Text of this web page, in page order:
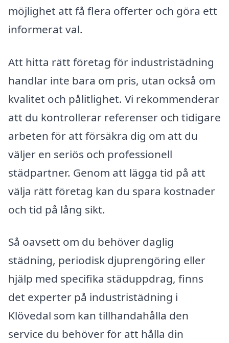
möjlighet att få flera offerter och göra ett
informerat val.
Att hitta rätt företag för industristädning
handlar inte bara om pris, utan också om
kvalitet och pålitlighet. Vi rekommenderar
att du kontrollerar referenser och tidigare
arbeten för att försäkra dig om att du
väljer en seriös och professionell
städpartner. Genom att lägga tid på att
välja rätt företag kan du spara kostnader
och tid på lång sikt.
Så oavsett om du behöver daglig
städning, periodisk djuprengöring eller
hjälp med specifika städuppdrag, finns
det experter på industristädning i
Klövedal som kan tillhandahålla den
service du behöver för att hålla din